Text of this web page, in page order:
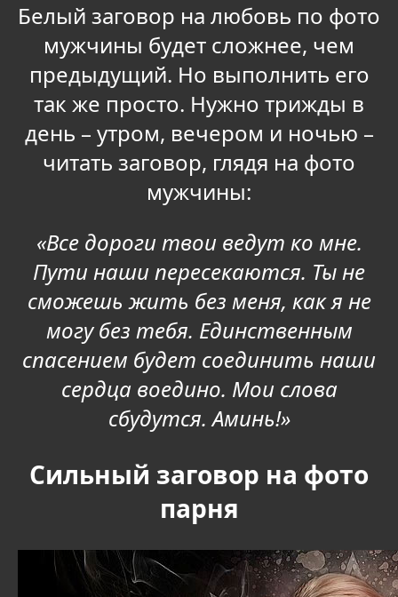
Белый заговор на любовь по фото
мужчины будет сложнее, чем
предыдущий. Но выполнить его
так же просто. Нужно трижды в
день – утром, вечером и ночью –
читать заговор, глядя на фото
мужчины:
«Все дороги твои ведут ко мне.
Пути наши пересекаются. Ты не
сможешь жить без меня, как я не
могу без тебя. Единственным
спасением будет соединить наши
сердца воедино. Мои слова
сбудутся. Аминь!»
Сильный заговор на фото
парня